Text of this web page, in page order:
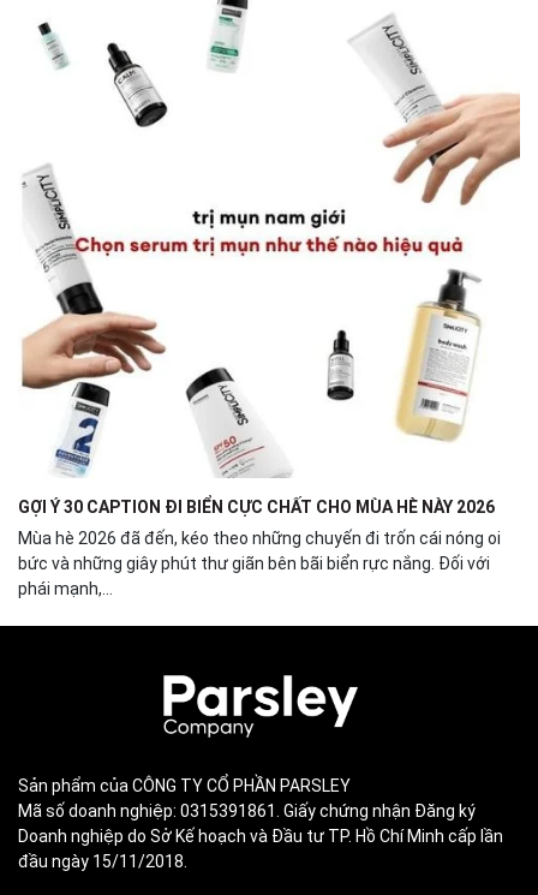
GỢI Ý 30 CAPTION ĐI BIỂN CỰC CHẤT CHO MÙA HÈ NÀY 2026
Mùa hè 2026 đã đến, kéo theo những chuyến đi trốn cái nóng oi
bức và những giây phút thư giãn bên bãi biển rực nắng. Đối với
phái mạnh,...
Sản phẩm của CÔNG TY CỔ PHẦN PARSLEY
Mã số doanh nghiệp: 0315391861. Giấy chứng nhận Đăng ký
Doanh nghiệp do Sở Kế hoạch và Đầu tư TP. Hồ Chí Minh cấp lần
đầu ngày 15/11/2018.